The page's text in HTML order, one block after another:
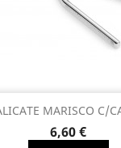
MARISCO C/
Preço
6,60 €
 Vista rápida